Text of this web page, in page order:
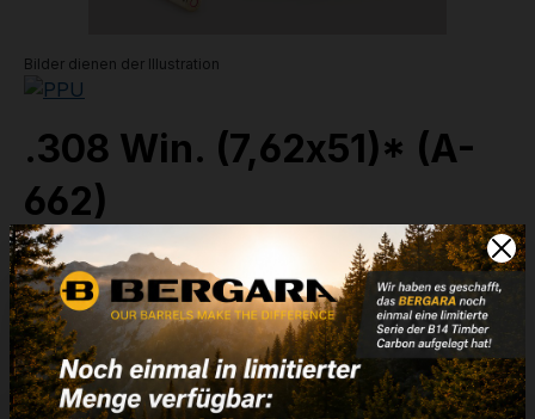
Bilder dienen der Illustration
.308 Win. (7,62x51)* (A-
662)
12,96g - 200grs - FMJ BT
Artikelnummer:02-99411
Weitere Informationen
✔VE: 20 St. (Karton 25x20)